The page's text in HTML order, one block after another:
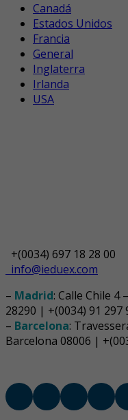
Canadá
Estados Unidos
Francia
General
Inglaterra
Irlanda
USA
+(0034) 697 18 28 00
info@ieduex.com
– Madrid: Calle Chile 4
28290 | +(0034) 91 297
– Barcelona:
Barcelona 08006 |